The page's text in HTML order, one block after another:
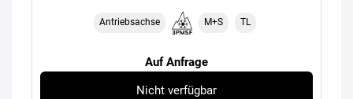
Antriebsachse M+S TL
Auf Anfrage
Nicht verfügbar